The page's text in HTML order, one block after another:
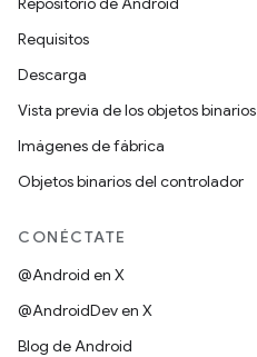
Requisitos
Descarga
Vista previa de los objetos binarios
Imágenes de fábrica
Objetos binarios del controlador
CONÉCTATE
@Android en X
@AndroidDev en X
Blog de Android